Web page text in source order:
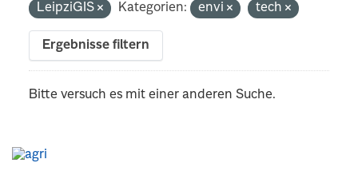
LeipziGIS
Kategorien: envi tech
Ergebnisse filtern
Bitte versuch es mit einer anderen Suche.